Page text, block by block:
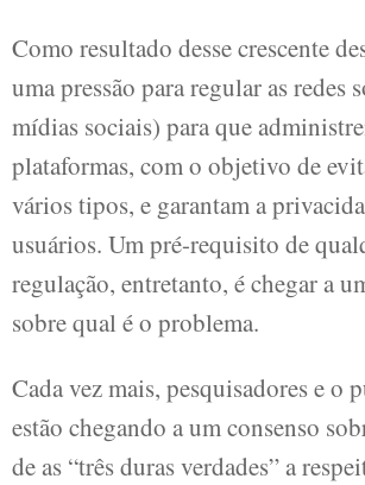
Como resultado desse crescente
uma pressão para regular as redes
mídias sociais) para que
plataformas, com o objetivo de
vários tipos, e garantam a
usuários. Um pré-requisito de
regulação, entretanto, é chegar a
sobre qual é o problema.
Cada vez mais, pesquisadores e o
estão chegando a um consenso
de as “três duras verdades” a